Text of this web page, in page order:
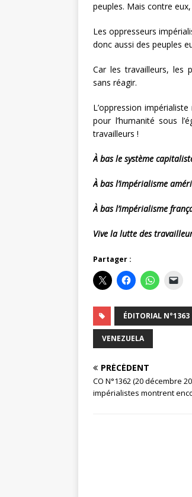
peuples. Mais contre
Les oppresseurs
donc aussi des peuples
Car les travailleurs, les
sans réagir.
L’oppression
pour l’humanité sous
travailleurs !
À bas le système
À bas l’impérialisme
À bas l’impérialisme
Vive la lutte des
Partager :
ÉDITORIAL N°1363
VENEZUELA
PRÉCÉDENT
CO N°1362 (20 décembre
impérialistes montrent